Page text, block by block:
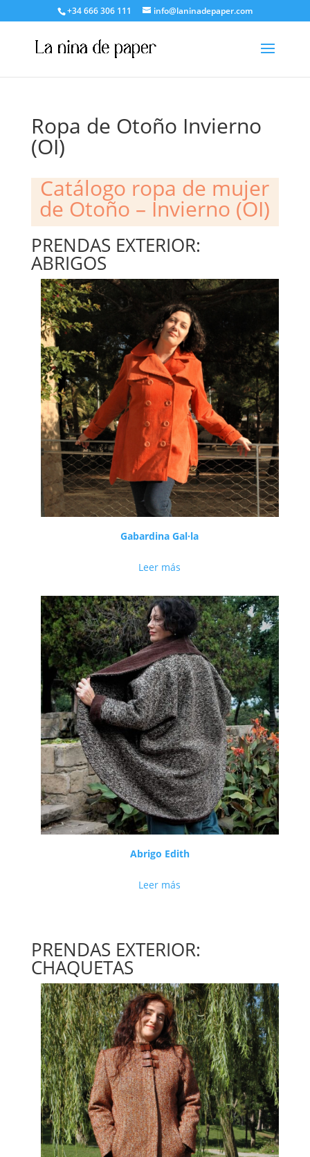
+34 666 306 111 info@laninadepaper.com
Ropa de Otoño Invierno
(OI)
Catálogo ropa de mujer
de Otoño – Invierno (OI)
PRENDAS EXTERIOR:
ABRIGOS
Gabardina Gal·la
Leer más
Abrigo Edith
Leer más
PRENDAS EXTERIOR:
CHAQUETAS